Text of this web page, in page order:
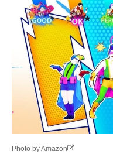
Photo by Amazon